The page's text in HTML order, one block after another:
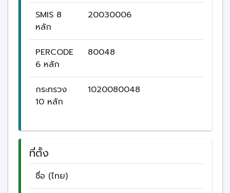
SMIS 8
หลัก
20030006
PERCODE
6 หลัก
80048
กระทรวง
10 หลัก
1020080048
ที่ตั้ง
ชื่อ (ไทย)